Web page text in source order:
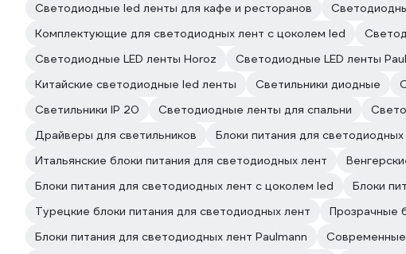
Светодиодные led ленты для кафе и ресторанов
Комплектующие для светодиодных лент с цоколем led
Светодиодные LED ленты Horoz
Светодиодные LED ленты
Китайские светодиодные led ленты
Светильники диодные
Светильники IP 20
Светодиодные ленты для спальни
Драйверы для светильников
Блоки питания для
Итальянские блоки питания для светодиодных лент
Блоки питания для светодиодных лент с цоколем led
Блоки
Турецкие блоки питания для светодиодных лент
Прозрачные
Блоки питания для светодиодных лент Paulmann
Современные